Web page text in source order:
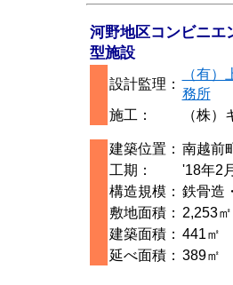
河野地区コンビニエ
型施設
設計監理：
（有
務所
施工：
（株）
建築位置： 南越前
工期：
'18年2
構造規模： 鉄骨造
敷地面積： 2,253㎡
建築面積： 441㎡
延べ面積： 389㎡